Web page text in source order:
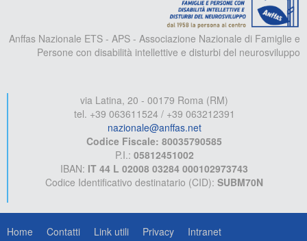
Anffas Nazionale ETS - APS - Associazione Nazionale di Famiglie e
Persone con disabilità intellettive e disturbi del neurosviluppo
via Latina, 20 - 00179 Roma (RM)
tel. +39 063611524 / +39 063212391
nazionale@anffas.net
Codice Fiscale: 80035790585
P.I.: 05812451002
IBAN: IT 44 L 02008 03284 000102973743
Codice Identificativo destinatario (CID): SUBM70N
Home Contatti Link utili Privacy Intranet